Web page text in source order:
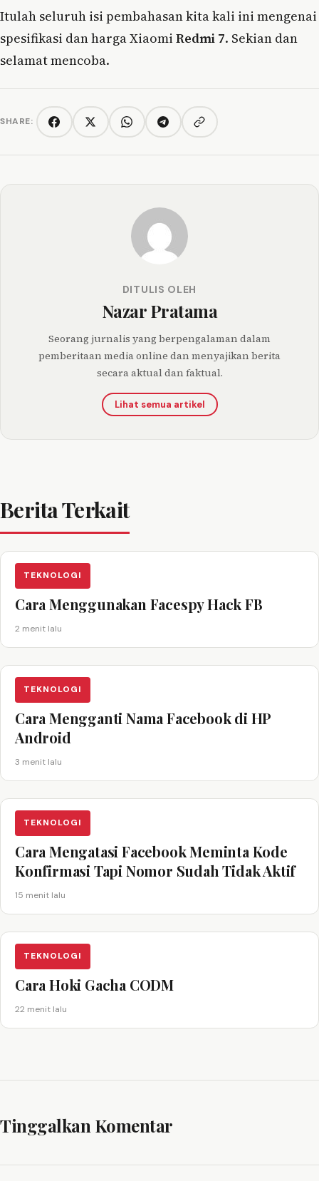
Itulah seluruh isi pembahasan kita kali ini mengenai
spesifikasi dan harga Xiaomi Redmi 7. Sekian dan
selamat mencoba.
SHARE: FacebookTwitter/XWhatsAppTelegramCopy link
DITULIS OLEH
Nazar Pratama
Seorang jurnalis yang berpengalaman dalam
pemberitaan media online dan menyajikan berita
secara aktual dan faktual.
Lihat semua artikel
Berita Terkait
TEKNOLOGI
Cara Menggunakan Facespy Hack FB
2 menit lalu
TEKNOLOGI
Cara Mengganti Nama Facebook di HP
Android
3 menit lalu
TEKNOLOGI
Cara Mengatasi Facebook Meminta Kode
Konfirmasi Tapi Nomor Sudah Tidak Aktif
15 menit lalu
TEKNOLOGI
Cara Hoki Gacha CODM
22 menit lalu
Tinggalkan Komentar